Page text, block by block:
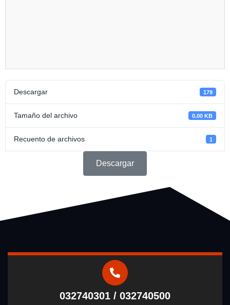
Descargar 179
Tamaño del archivo 0.00 KB
Recuento de archivos 1
Descargar
032740301 / 032740500